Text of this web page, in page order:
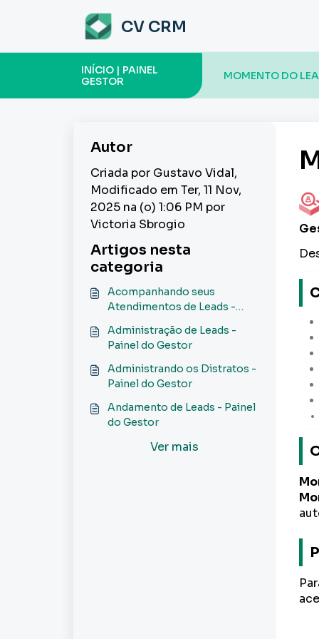
CV CRM
MOMENTO DO
INÍCIO | PAINEL
GESTOR
Autor
Criada por Gustavo Vidal,
Modificado em Ter, 11 Nov,
2025 na (o) 1:06 PM por
Victoria Sbrogio
Artigos nesta
categoria
Acompanhando seus
Atendimentos de Leads -
Administração de Leads -
Painel do Gestor
Administrando os Distratos -
Painel do Gestor
Andamento de Leads - Painel
do Gestor
Ver mais